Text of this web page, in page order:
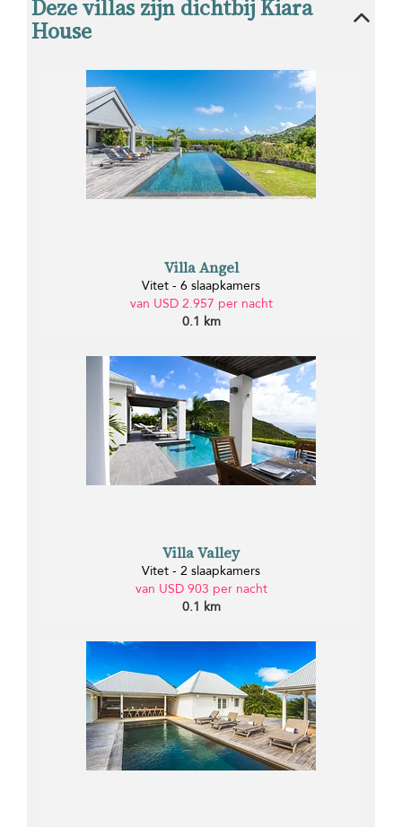
Deze villas zijn dichtbij Kiara
House
Villa Angel
Vitet - 6 slaapkamers
van USD 2.957 per nacht
0.1 km
Villa Valley
Vitet - 2 slaapkamers
van USD 903 per nacht
0.1 km